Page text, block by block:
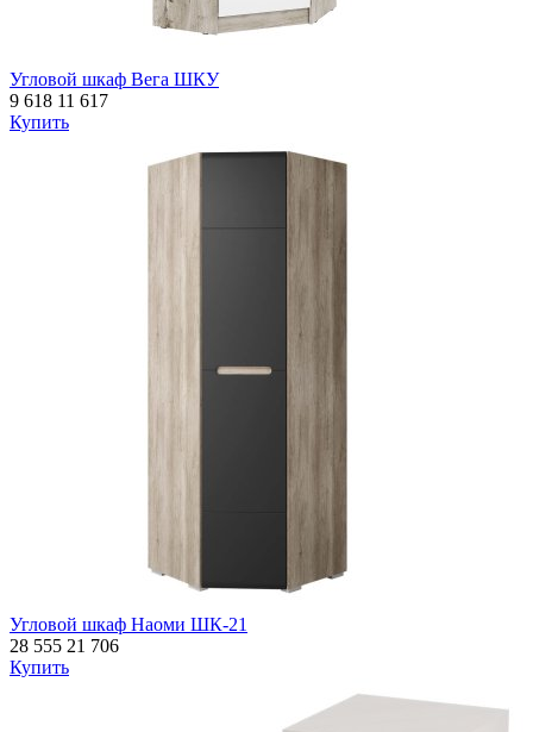
Угловой шкаф Вега ШКУ
9 618 11 617
Купить
Угловой шкаф Наоми ШК-21
28 555 21 706
Купить